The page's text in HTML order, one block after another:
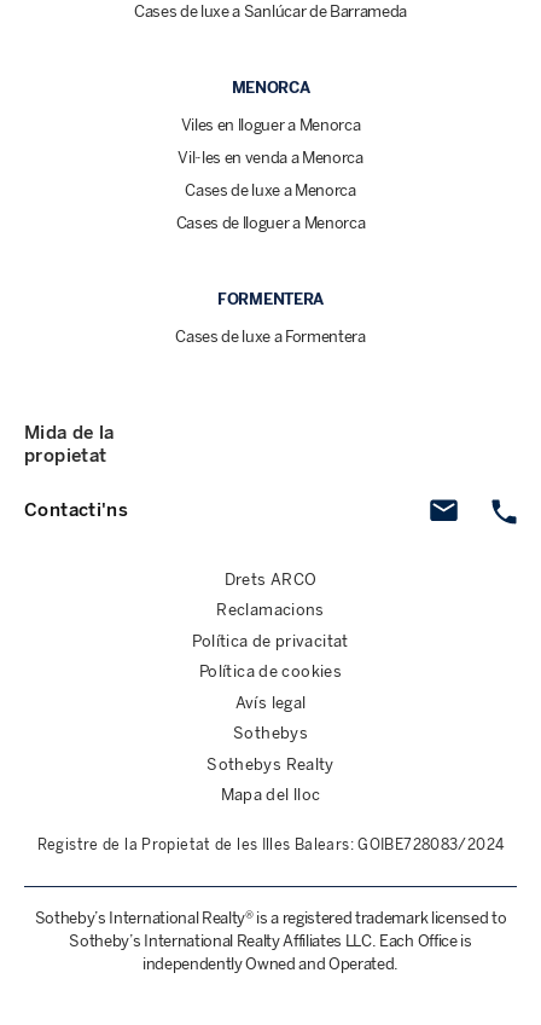
Cases de luxe a Sanlúcar de Barrameda
MENORCA
Viles en lloguer a Menorca
Vil·les en venda a Menorca
Cases de luxe a Menorca
Cases de lloguer a Menorca
FORMENTERA
Cases de luxe a Formentera
Contacti'ns
Mida de la
propietat
Drets ARCO
Reclamacions
Política de privacitat
Política de cookies
Avís legal
Sothebys
Sothebys Realty
Mapa del lloc
Registre de la Propietat de les Illes Balears: GOIBE728083/2024
Sotheby’s International Realty® is a registered trademark licensed to
Sotheby’s International Realty Affiliates LLC. Each Office is
independently Owned and Operated.